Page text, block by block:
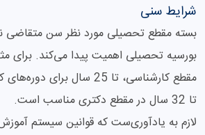
شرایط سنی
بسته مقطع تحصیلی مورد نظر سن متقاضی
مقطع کارشناسی، تا 25 سال
تا 32 سال در مقطع دکتری مناسب است.
لازم به یادآوری‌ست که قوانین سیستم